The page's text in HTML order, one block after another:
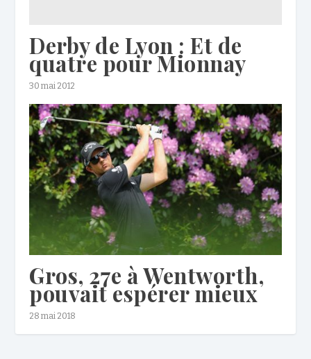
Derby de Lyon : Et de
quatre pour Mionnay
30 mai 2012
Gros, 27e à Wentworth,
pouvait espérer mieux
28 mai 2018